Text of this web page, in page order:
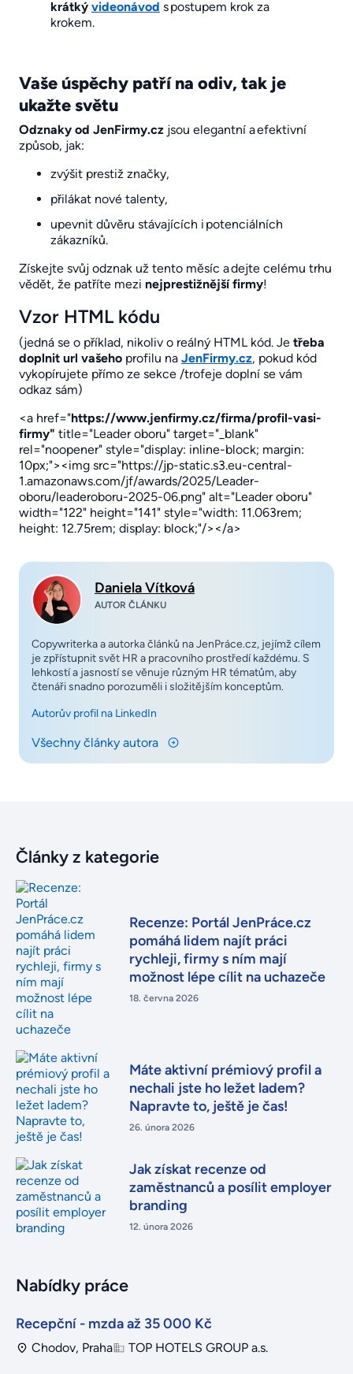
krátký videonávod s postupem krok za
krokem.
Vaše úspěchy patří na odiv, tak je
ukažte světu
Odznaky od JenFirmy.cz jsou elegantní a efektivní
způsob, jak:
zvýšit prestiž značky,
přilákat nové talenty,
upevnit důvěru stávajících i potenciálních
zákazníků.
Získejte svůj odznak už tento měsíc a dejte celému trhu
vědět, že patříte mezi nejprestižnější firmy!
Vzor HTML kódu
(jedná se o příklad, nikoliv o reálný HTML kód. Je třeba
doplnit url vašeho profilu na JenFirmy.cz, pokud kód
vykopírujete přímo ze sekce /trofeje doplní se vám
odkaz sám)
<a href="https://www.jenfirmy.cz/firma/profil-vasi-
firmy" title="Leader oboru" target="_blank"
rel="noopener" style="display: inline-block; margin:
10px;"><img src="https://jp-static.s3.eu-central-
1.amazonaws.com/jf/awards/2025/Leader-
oboru/leaderoboru-2025-06.png" alt="Leader oboru"
width="122" height="141" style="width: 11.063rem;
height: 12.75rem; display: block;"/></a>
Daniela Vítková
AUTOR ČLÁNKU
Copywriterka a autorka článků na JenPráce.cz, jejímž cílem
je zpřístupnit svět HR a pracovního prostředí každému. S
lehkostí a jasností se věnuje různým HR tématům, aby
čtenáři snadno porozuměli i složitějším konceptům.
Autorův profil na LinkedIn
Všechny články autora
Články z kategorie
Recenze: Portál JenPráce.cz
pomáhá lidem najít práci
rychleji, firmy s ním mají
možnost lépe cílit na uchazeče
18. června 2026
Máte aktivní prémiový profil a
nechali jste ho ležet ladem?
Napravte to, ještě je čas!
26. února 2026
Jak získat recenze od
zaměstnanců a posílit employer
branding
12. února 2026
Nabídky práce
Recepční - mzda až 35 000 Kč
Chodov, Praha TOP HOTELS GROUP a.s.